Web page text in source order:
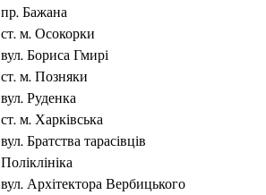
пр. Бажана
ст. м. Осокорки
вул. Бориса Гмирі
ст. м. Позняки
вул. Руденка
ст. м. Харківська
вул. Братства тарасівців
Поліклініка
вул. Архітектора Вербицького